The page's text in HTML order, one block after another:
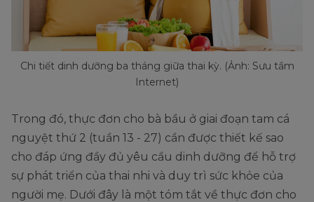
Chi tiết dinh dưỡng ba tháng giữa thai kỳ. (Ảnh: Sưu tầm
Internet)
Trong đó, thực đơn cho bà bầu ở giai đoạn tam cá
nguyệt thứ 2 (tuần 13 - 27) cần được thiết kế sao
cho đáp ứng đầy đủ yêu cầu dinh dưỡng để hỗ trợ
sự phát triển của thai nhi và duy trì sức khỏe của
người mẹ. Dưới đây là một tóm tắt về thực đơn cho